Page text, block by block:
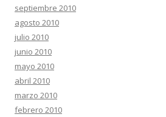
septiembre 2010
agosto 2010
julio 2010
junio 2010
mayo 2010
abril 2010
marzo 2010
febrero 2010